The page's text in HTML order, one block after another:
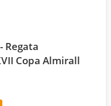
Regata
Copa Almirall